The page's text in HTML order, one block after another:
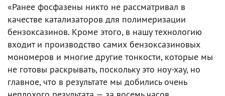
«Ранее фосфазены никто не рассматривал в
качестве катализаторов для полимеризации
бензоксазинов. Кроме этого, в нашу технологию
входит и производство самих бензоксазиновых
мономеров и многие другие тонкости, которые мы
не готовы раскрывать, поскольку это ноу-хау, но
главное, что в результате мы добились очень